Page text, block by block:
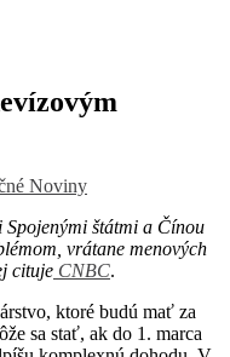
Noviny
Spojenými štátmi a Čínou
vrátane menových
cituje CNBC.
ktoré budú mať za
sa stať, ak do 1. marca